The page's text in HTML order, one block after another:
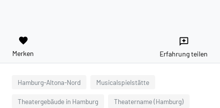
favorite
Merken
reviews
Erfahrung teilen
Hamburg-Altona-Nord Musicalspielstätte
Theatergebäude in Hamburg Theatername (Hamburg)